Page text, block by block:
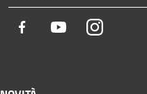
Facebook YoutubeInstagram